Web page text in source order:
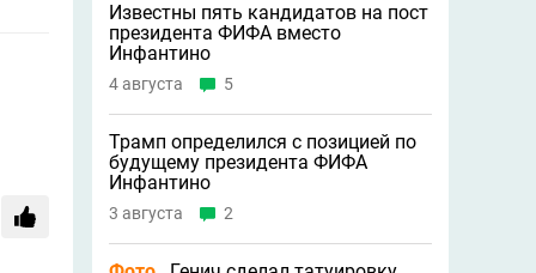
Известны пять кандидатов на пост
президента ФИФА вместо
Инфантино
4 августа 5
Трамп определился с позицией по
будущему президента ФИФА
Инфантино
3 августа 2